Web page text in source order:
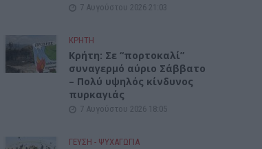
7 Αυγούστου 2026 21:03
ΚΡΗΤΗ
Κρήτη: Σε “πορτοκαλί”
συναγερμό αύριο Σάββατο
– Πολύ υψηλός κίνδυνος
πυρκαγιάς
7 Αυγούστου 2026 18:05
ΓΕΎΣΗ - ΨΥΧΑΓΩΓΊΑ